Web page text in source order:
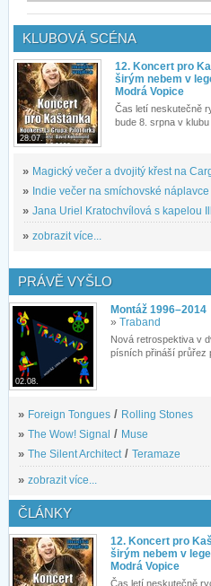
KLUBOVÁ SCÉNA
28.07.
12. Koncert pro
širým nebem v
Modrá Vopice
Čas letí neskutečně
bude 8. srpna v klubu
» Magický večer a dvojitý křest na
» Indie večer na smíchovské náplavce
» Jana Uriel Kratochvílová s kapelou
» zobrazit více...
PRÁVĚ VYŠLO
02.08.
Montáž 1996–2014
» Traband
Nová retrospektiva v
písních přináší průřez
» Foreign Tongues / Rolling Stones
» The Wow! Signal / Muse
» The Silent Architect/ Teramaze
» zobrazit více...
ČLÁNKY
12. Koncert pro
širým nebem v
Modrá Vopice
Čas letí neskutečně